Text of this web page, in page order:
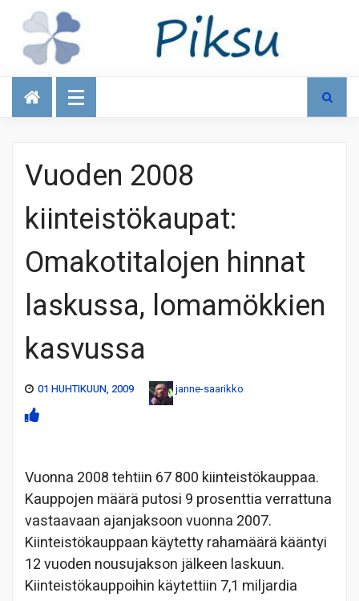
Talous
Vuoden 2008
kiinteistökaupat:
Omakotitalojen hinnat
laskussa, lomamökkien
kasvussa
01 HUHTIKUUN, 2009 janne-saarikko
Vuonna 2008 tehtiin 67 800 kiinteistökauppaa.
Kauppojen määrä putosi 9 prosenttia verrattuna
vastaavaan ajanjaksoon vuonna 2007.
Kiinteistökauppaan käytetty rahamäärä kääntyi
12 vuoden nousujakson jälkeen laskuun.
Kiinteistökauppoihin käytettiin 7,1 miljardia